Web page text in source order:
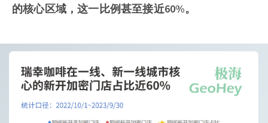
的核心区域，这一比例甚至接近60%。